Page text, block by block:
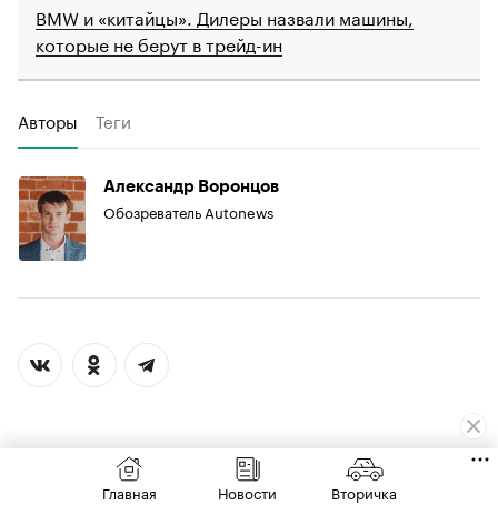
BMW и «китайцы». Дилеры назвали машины,
которые не берут в трейд-ин
Авторы Теги
Александр Воронцов
Обозреватель Autonews
Главная Новости Вторичка